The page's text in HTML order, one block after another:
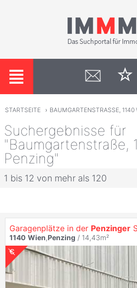
STARTSEITE › BAUMGARTENSTRASSE, 1140
Suchergebnisse für
"Baumgartenstraße,
Penzing"
1 bis 12 von mehr als 120
Garagenplätze in der Penzinger
1140 Wien,Penzing / 14,43m²